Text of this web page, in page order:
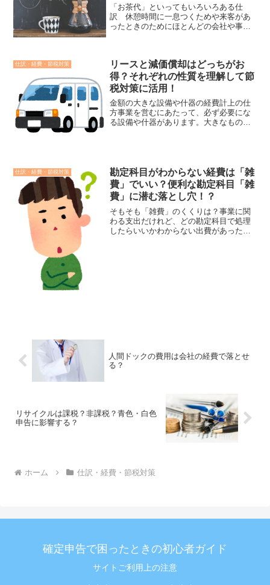
「お茶代」といってもいろいろある仕
訳 休憩時間に一息つくためや来客があ
ったときのためにほとんどの会社や事業
定科目が変わってきます。様...
仕訳・経費・節税対策
リースと減価償却はどっちがお
得？それぞれの性質を理解して節
税対策に活用！
金額の大きな設備や什器の経費計上の仕
方事業を営むにあたって、必ず必要にな
る設備や什器があります。大きなものに
仕訳・経費・節税対策
勘定科目がわからない経費は「雑
費」でいい？便利な勘定科目「雑
費」に潜む落とし穴！？
そもそも「雑費」のくくりは？事業に関
わる支出だけれど、どの勘定科目で処理
したらいいかわからない出費があったと
人間ドックの費用は会社の経費で落とせ
る？
リサイクルは課税？非課税？青色・白色
申告に影響する？
ホーム 仕訳・経費・節税対策
確定申告で困ったときの初心者ガイド
サイトご利用上の注意